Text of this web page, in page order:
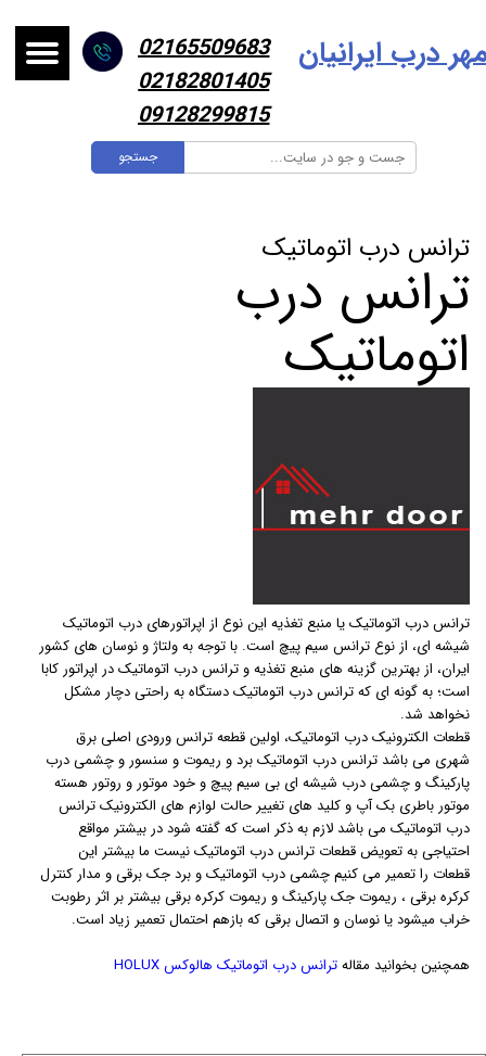
جستجو
درب ایرانیان
02165509683
02182801405
09128299815
ترانس درب اتوماتیک
ترانس درب
اتوماتیک
ترانس درب اتوماتیک یا منبع تغذیه این نوع از اپراتورهای درب اتوماتیک
شیشه ای، از نوع ترانس سیم پیچ است. با توجه به ولتاژ و نوسان های کشور
ایران، از بهترین گزینه های منبع تغذیه و ترانس درب اتوماتیک در اپراتور کابا
است؛ به گونه ای که ترانس درب اتوماتیک دستگاه به راحتی دچار مشکل
نخواهد شد.
قطعات الکترونیک درب اتوماتیک، اولین قطعه ترانس ورودی اصلی برق
شهری می باشد ترانس درب اتوماتیک برد و ریموت و سنسور و چشمی درب
پارکینگ و چشمی درب شیشه ای بی سیم پیچ و خود موتور و روتور هسته
موتور باطری بک آپ و کلید های تغییر حالت لوازم های الکترونیک ترانس
درب اتوماتیک می باشد لازم به ذکر است که گفته شود در بیشتر مواقع
احتیاجی به تعویض قطعات ترانس درب اتوماتیک نیست ما بیشتر این
قطعات را تعمیر می کنیم چشمی درب اتوماتیک و برد جک برقی و مدار کنترل
کرکره برقی ، ریموت جک پارکینگ و ریموت کرکره برقی بیشتر بر اثر رطوبت
خراب میشود یا نوسان و اتصال برقی که بازهم احتمال تعمیر زیاد است.
همچنین بخوانید مقالهترانس درب اتوماتیک هالوکس HOLUX